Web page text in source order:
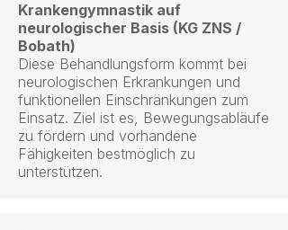
Krankengymnastik auf
neurologischer Basis (KG ZNS /
Bobath)
Diese Behandlungsform kommt bei
neurologischen Erkrankungen und
funktionellen Einschränkungen zum
Einsatz. Ziel ist es, Bewegungsabläufe
zu fördern und vorhandene
Fähigkeiten bestmöglich zu
unterstützen.